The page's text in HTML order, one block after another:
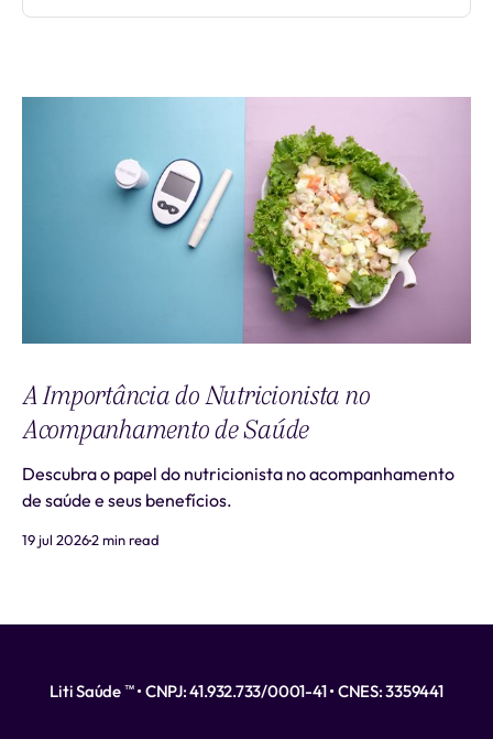
A Importância do Nutricionista no
Acompanhamento de Saúde
Descubra o papel do nutricionista no acompanhamento
de saúde e seus benefícios.
19 jul 20262 min read
Liti Saúde ™ • CNPJ: 41.932.733/0001-41 • CNES: 3359441